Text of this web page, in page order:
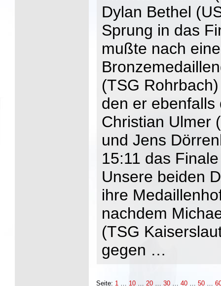
Dylan Bethel
Sprung in das
mußte nach
(TSG
den er
Christian Ulmer
und Jens
15:11 das
Unsere beiden
ihre
nachdem
(TSG
gegen …
Seite: 1 … 10 … 20 … 30 … 40 … 50 …